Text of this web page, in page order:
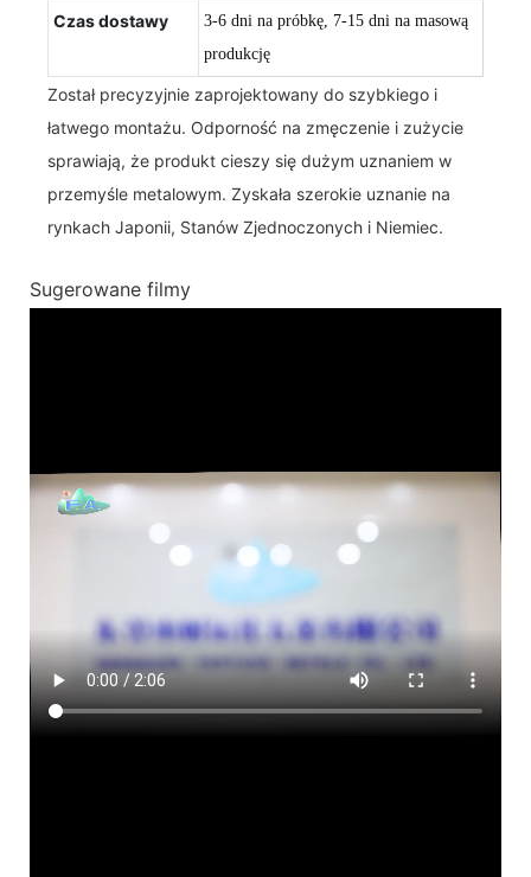
Czas dostawy
3-6 dni na próbkę, 7-15 dni na masową
produkcję
Został precyzyjnie zaprojektowany do szybkiego i
łatwego montażu. Odporność na zmęczenie i zużycie
sprawiają, że produkt cieszy się dużym uznaniem w
przemyśle metalowym. Zyskała szerokie uznanie na
rynkach Japonii, Stanów Zjednoczonych i Niemiec.
Sugerowane filmy